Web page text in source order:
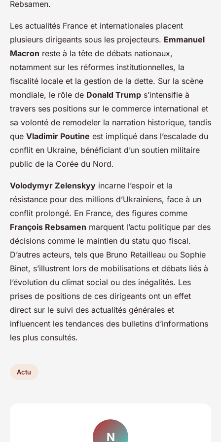
Rebsamen.
Les actualités France et internationales placent
plusieurs dirigeants sous les projecteurs. Emmanuel
Macron reste à la tête de débats nationaux,
notamment sur les réformes institutionnelles, la
fiscalité locale et la gestion de la dette. Sur la scène
mondiale, le rôle de Donald Trump s’intensifie à
travers ses positions sur le commerce international et
sa volonté de remodeler la narration historique, tandis
que Vladimir Poutine est impliqué dans l’escalade du
conflit en Ukraine, bénéficiant d’un soutien militaire
public de la Corée du Nord.
Volodymyr Zelenskyy incarne l’espoir et la
résistance pour des millions d’Ukrainiens, face à un
conflit prolongé. En France, des figures comme
François Rebsamen marquent l’actu politique par des
décisions comme le maintien du statu quo fiscal.
D’autres acteurs, tels que Bruno Retailleau ou Sophie
Binet, s’illustrent lors de mobilisations et débats liés à
l’évolution du climat social ou des inégalités. Les
prises de positions de ces dirigeants ont un effet
direct sur le suivi des actualités générales et
influencent les tendances des bulletins d’informations
les plus consultés.
Actu
N